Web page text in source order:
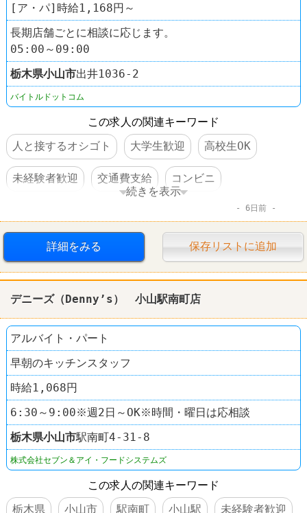
[ア・パ]時給1,168円～
長期店舗ごとに相談に応じます。
05:00～09:00
栃木県小山市出井1036-2
バイトルドットコム
この求人の関連キーワード
人と接するオシゴト
大学生歓迎 高校生OK
未経験者歓迎 交通費支給 コンビニ
続きを表示
6日前
詳細をみる 保存リストに追加
デニーズ（Denny’s） 小山駅南町店
アルバイト・パート
早朝のキッチンスタッフ
時給1,068円
6:30～9:00※週2日～OK※時間・曜日は応相談
栃木県小山市駅南町4-31-8
株式会社セブン＆アイ・フードシステムズ
この求人の関連キーワード
栃木県
小山市 駅南町 小山駅 未経験者歓迎